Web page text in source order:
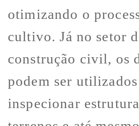
otimizando o
cultivo. Já no setor
construção civil, os
podem ser utilizados
inspecionar